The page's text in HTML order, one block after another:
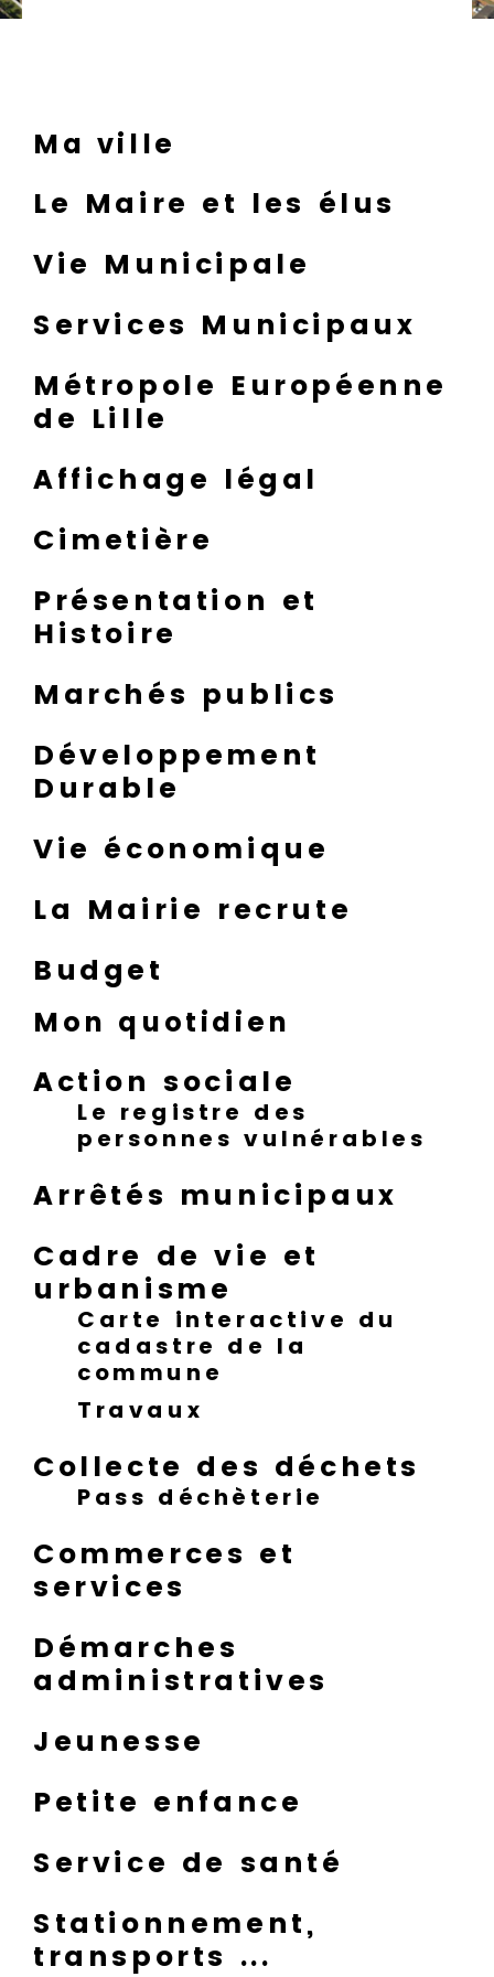
Le registre des personnes
Carte interactive du cadastre
de la commune
Travaux
Pass déchèterie
d
Ma ville
Le Maire et les élus
Vie Municipale
Services Municipaux
Métropole Européenne
de Lille
Affichage légal
Cimetière
Présentation et
Histoire
Marchés publics
Développement
Durable
Vie économique
La Mairie recrute
Budget
Mon quotidien
Action sociale
Le registre des
personnes vulnérables
Arrêtés municipaux
Cadre de vie et
urbanisme
Carte interactive du
cadastre de la
commune
Travaux
Collecte des déchets
Pass déchèterie
Commerces et
services
Démarches
administratives
Jeunesse
Petite enfance
Service de santé
Stationnement,
transports ...